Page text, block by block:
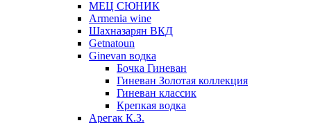
МЕЦ СЮНИК
Armenia wine
Шахназарян ВКД
Getnatoun
Ginevan водка
Бочка Гиневан
Гиневан Золотая коллекция
Гиневан классик
Крепкая водка
Арегак К.З.